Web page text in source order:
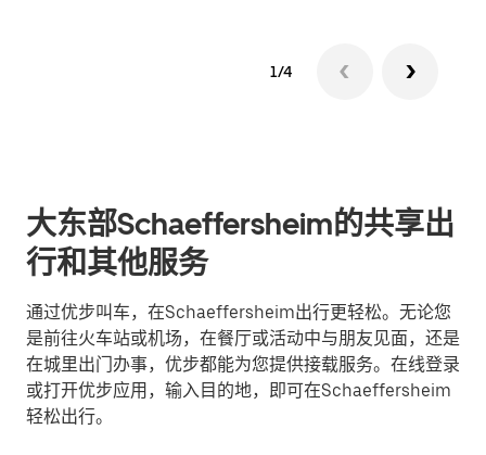
1/4
大东部Schaeffersheim的共享出
行和其他服务
通过优步叫车，在Schaeffersheim出行更轻松。无论您
是前往火车站或机场，在餐厅或活动中与朋友见面，还是
在城里出门办事，优步都能为您提供接载服务。在线登录
或打开优步应用，输入目的地，即可在Schaeffersheim
轻松出行。